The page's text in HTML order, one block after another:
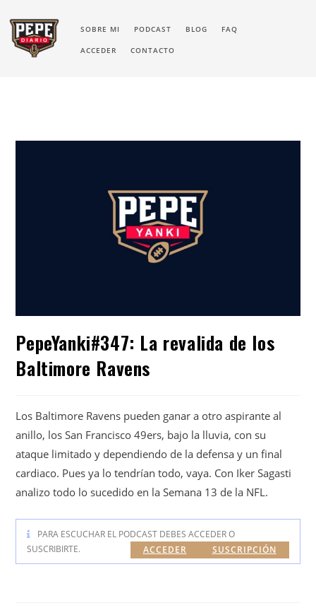
SOBRE MI PODCAST BLOG FAQ
ACCEDER CONTACTO
PepeYanki#347: La revalida de los
Baltimore Ravens
Los Baltimore Ravens pueden ganar a otro aspirante al
anillo, los San Francisco 49ers, bajo la lluvia, con su
ataque limitado y dependiendo de la defensa y un final
cardiaco. Pues ya lo tendrían todo, vaya. Con Iker Sagasti
analizo todo lo sucedido en la Semana 13 de la NFL.
PARA ESCUCHAR EL PODCAST DEBES ACCEDER O
SUSCRIBIRTE.
SUSCRIPCIÓN
ACCEDER